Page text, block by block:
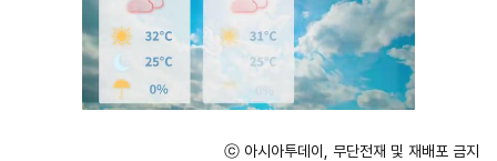
ⓒ 아시아투데이, 무단전재 및 재배포 금지